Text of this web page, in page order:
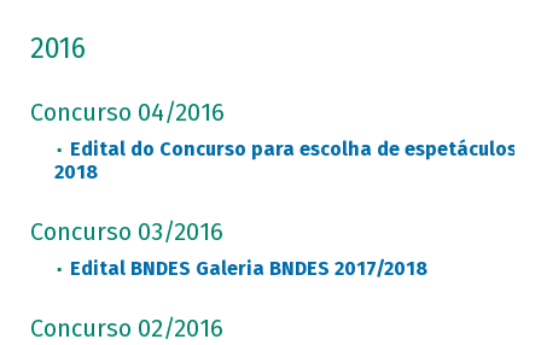
2016
Concurso 04/2016
Edital do Concurso para escolha de espetáculos
2018
Concurso 03/2016
Edital BNDES Galeria BNDES 2017/2018
Concurso 02/2016